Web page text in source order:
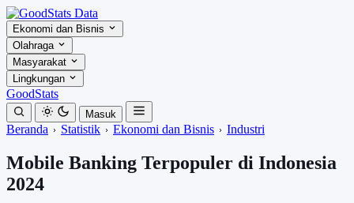
Ekonomi dan Bisnis
Olahraga
Masyarakat
Lingkungan
GoodStats
Masuk
Beranda Statistik Ekonomi dan Bisnis Industri
Mobile Banking Terpopuler di Indonesia
2024